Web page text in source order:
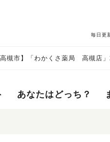
毎日更
高槻市】「わかくさ薬局 高槻店
あなたはどっち？